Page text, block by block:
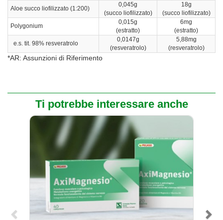
Aloe succo liofilizzato (1:200)
0,045g
(succo liofilizzato)
18g
(succo liofilizzato)
Polygonium
0,015g
(estratto)
6mg
(estratto)
e.s. tit. 98% resveratrolo
0,0147g
(resveratrolo)
5,88mg
(resveratrolo)
*AR: Assunzioni di Riferimento
Ti potrebbe interessare anche